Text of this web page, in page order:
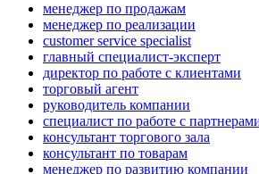
менеджер по продажам
менеджер по реализации
customer service specialist
главный специалист-эксперт
директор по работе с клиентами
торговый агент
руководитель компании
специалист по работе с
консультант торгового зала
консультант по товарам
менеджер по развитию компании